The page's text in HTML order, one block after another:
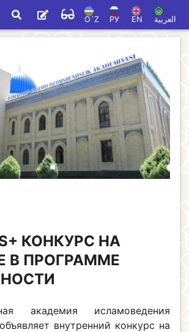
O`Z РУ EN العربية
КОНКУРС НА
В ПРОГРАММЕ
академия исламоведения
внутренний конкурс на